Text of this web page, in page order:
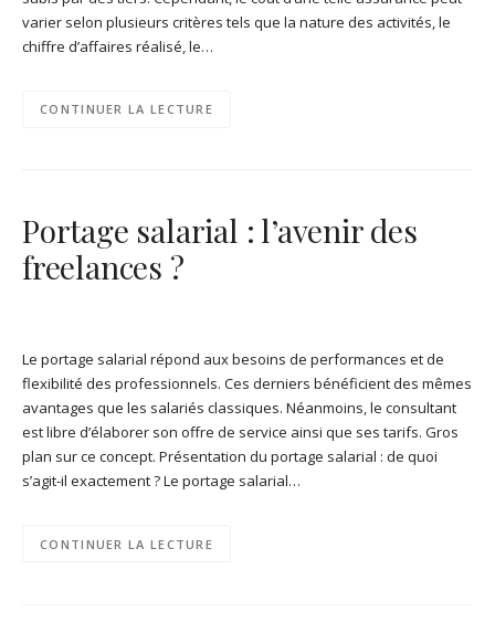
varier selon plusieurs critères tels que la nature des activités, le
chiffre d’affaires réalisé, le…
CONTINUER LA LECTURE
Portage salarial : l’avenir des
freelances ?
Le portage salarial répond aux besoins de performances et de
flexibilité des professionnels. Ces derniers bénéficient des mêmes
avantages que les salariés classiques. Néanmoins, le consultant
est libre d’élaborer son offre de service ainsi que ses tarifs. Gros
plan sur ce concept. Présentation du portage salarial : de quoi
s’agit-il exactement ? Le portage salarial…
CONTINUER LA LECTURE